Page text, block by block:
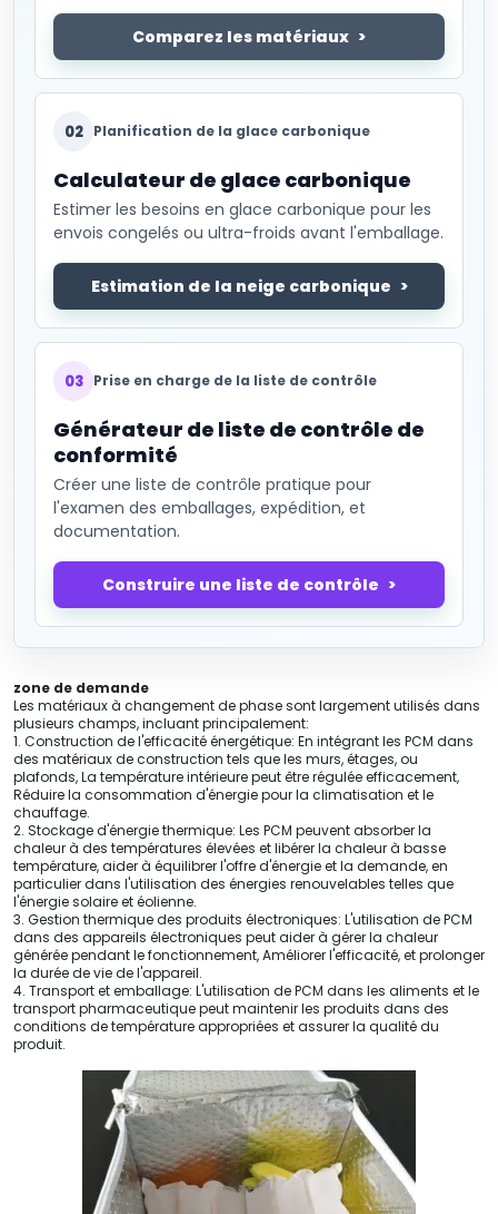
Comparez les matériaux
02 Planification de la glace carbonique
Calculateur de glace carbonique
Estimer les besoins en glace carbonique pour les
envois congelés ou ultra-froids avant l'emballage.
Estimation de la neige carbonique
03 Prise en charge de la liste de contrôle
Générateur de liste de contrôle de
conformité
Créer une liste de contrôle pratique pour
l'examen des emballages, expédition, et
documentation.
Construire une liste de contrôle
zone de demande
Les matériaux à changement de phase sont largement utilisés dans
plusieurs champs, incluant principalement:
1. Construction de l'efficacité énergétique: En intégrant les PCM dans
des matériaux de construction tels que les murs, étages, ou
plafonds, La température intérieure peut être régulée efficacement,
Réduire la consommation d'énergie pour la climatisation et le
chauffage.
2. Stockage d'énergie thermique: Les PCM peuvent absorber la
chaleur à des températures élevées et libérer la chaleur à basse
température, aider à équilibrer l'offre d'énergie et la demande, en
particulier dans l'utilisation des énergies renouvelables telles que
l'énergie solaire et éolienne.
3. Gestion thermique des produits électroniques: L'utilisation de PCM
dans des appareils électroniques peut aider à gérer la chaleur
générée pendant le fonctionnement, Améliorer l'efficacité, et prolonger
la durée de vie de l'appareil.
4. Transport et emballage: L'utilisation de PCM dans les aliments et le
transport pharmaceutique peut maintenir les produits dans des
conditions de température appropriées et assurer la qualité du
produit.